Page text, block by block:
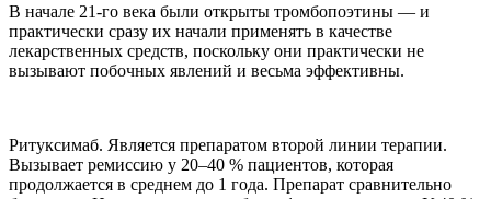
В начале 21-го века были открыты тромбопоэтины — и
практически сразу их начали применять в качестве
лекарственных средств, поскольку они практически не
вызывают побочных явлений и весьма эффективны.
Ритуксимаб. Является препаратом второй линии терапии.
Вызывает ремиссию у 20–40 % пациентов, которая
продолжается в среднем до 1 года. Препарат сравнительно